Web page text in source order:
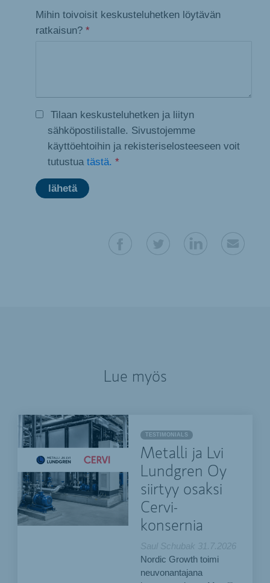
Mihin toivoisit keskusteluhetken löytävän
ratkaisun? *
Tilaan keskusteluhetken ja liityn
sähköpostilistalle. Sivustojemme
käyttöehtoihin ja rekisteriselosteeseen voit
tutustua tästä. *
Lue myös
TESTIMONIALS
Metalli ja Lvi
Lundgren Oy
siirtyy osaksi
Cervi-
konsernia
Saul Schubak 31.7.2026
Nordic Growth toimi
neuvonantajana